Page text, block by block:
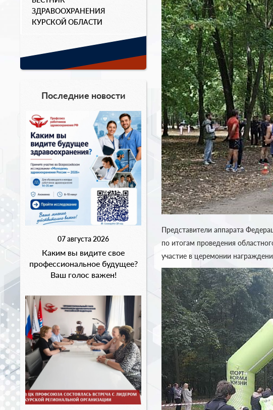
ЗДРАВООХРАНЕНИЯ
КУРСКОЙ ОБЛАСТИ
Последние новости
07 августа 2026
Каким вы видите свое
профессиональное будущее?
Ваш голос важен!
Представители аппарата
по итогам проведения
участие в церемонии